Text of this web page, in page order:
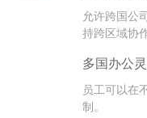
允许跨国公
持跨区域协作
多国办公
员工可以在
制。